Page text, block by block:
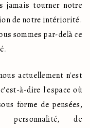
jamais tourner notre
de notre intériorité.
sommes par-delà ce
actuellement n'est
à-dire l'espace où
forme de pensées,
de